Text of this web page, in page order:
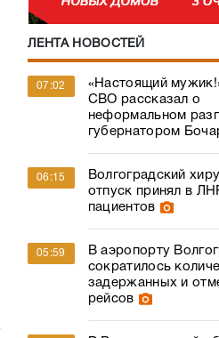
ЛЕНТА НОВОСТЕЙ
07:02
«Настоящий
СВО рассказал о
неформальном
губернатором
06:15
Волгоградский
отпуск принял в
пациентов
05:59
В аэропорту
сократилось
задержанных и
рейсов